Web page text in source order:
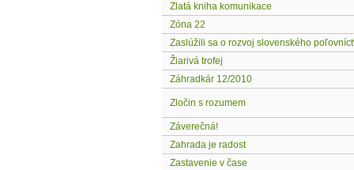
Zlatá kniha komunikace
Zóna 22
Zaslúžili sa o rozvoj slovenského
Žiarivá trofej
Záhradkár 12/2010
Zločin s rozumem
Záverečná!
Zahrada je radost
Zastavenie v čase